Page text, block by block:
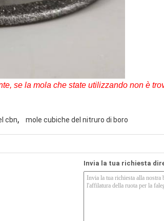
se la mola che state utilizzando non è
cbn, mole cubiche del nitruro di boro
Invia la tua richiesta